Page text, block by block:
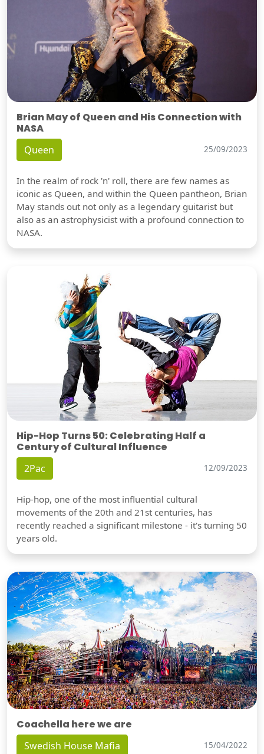
Brian May of Queen and His Connection with
NASA
Queen 25/09/2023
In the realm of rock 'n' roll, there are few names as
iconic as Queen, and within the Queen pantheon, Brian
May stands out not only as a legendary guitarist but
also as an astrophysicist with a profound connection to
NASA.
Hip-Hop Turns 50: Celebrating Half a
Century of Cultural Influence
2Pac 12/09/2023
Hip-hop, one of the most influential cultural
movements of the 20th and 21st centuries, has
recently reached a significant milestone - it's turning 50
years old.
Coachella here we are
Swedish House Mafia 15/04/2022